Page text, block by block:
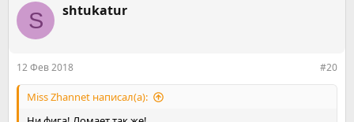
к
ц
и
S shtukatur
12 Фев 2018 #20
Miss Zhannet написал(а):